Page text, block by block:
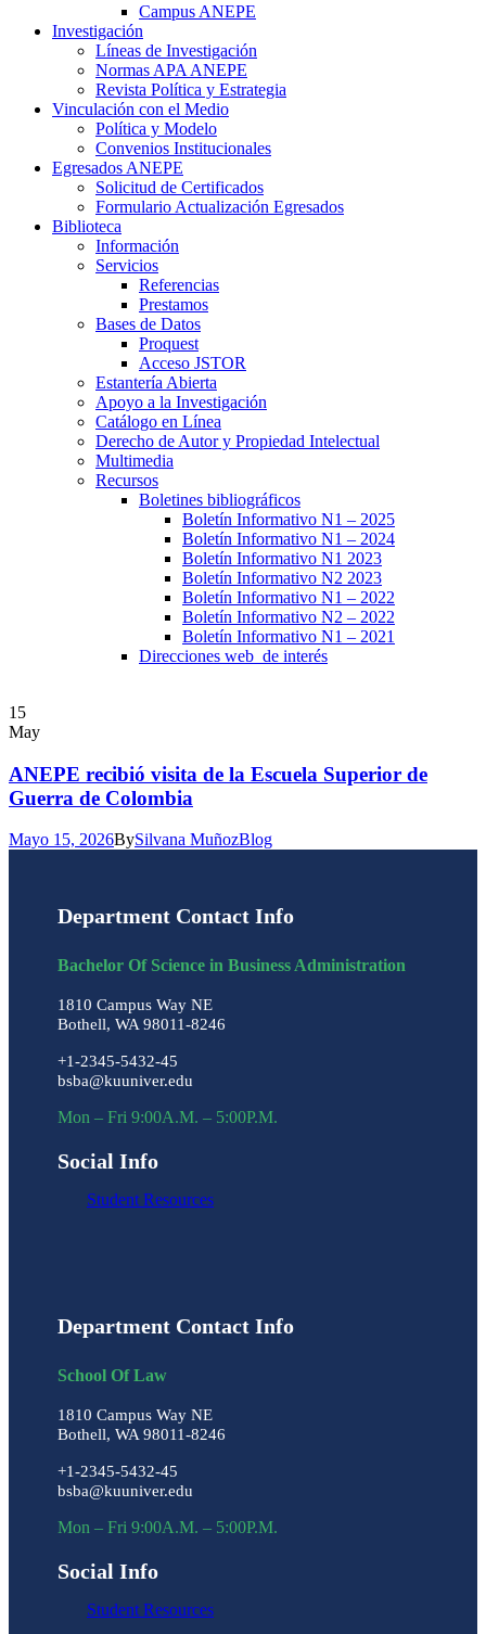
Campus ANEPE
Investigación
Líneas de Investigación
Normas APA ANEPE
Revista Política y Estrategia
Vinculación con el Medio
Política y Modelo
Convenios Institucionales
Egresados ANEPE
Solicitud de Certificados
Formulario Actualización Egresados
Biblioteca
Información
Servicios
Referencias
Prestamos
Bases de Datos
Proquest
Acceso JSTOR
Estantería Abierta
Apoyo a la Investigación
Catálogo en Línea
Derecho de Autor y Propiedad Intelectual
Multimedia
Recursos
Boletines bibliográficos
Boletín Informativo N1 – 2025
Boletín Informativo N1 – 2024
Boletín Informativo N1 2023
Boletín Informativo N2 2023
Boletín Informativo N1 – 2022
Boletín Informativo N2 – 2022
Boletín Informativo N1 – 2021
Direcciones web de interés
15
May
ANEPE recibió visita de la Escuela Superior de
Guerra de Colombia
Mayo 15, 2026BySilvana MuñozBlog
Department Contact Info
Bachelor Of Science in Business Administration
1810 Campus Way NE
Bothell, WA 98011-8246
+1-2345-5432-45
bsba@kuuniver.edu
Mon – Fri 9:00A.M. – 5:00P.M.
Social Info
Student Resources
Department Contact Info
School Of Law
1810 Campus Way NE
Bothell, WA 98011-8246
+1-2345-5432-45
bsba@kuuniver.edu
Mon – Fri 9:00A.M. – 5:00P.M.
Social Info
Student Resources